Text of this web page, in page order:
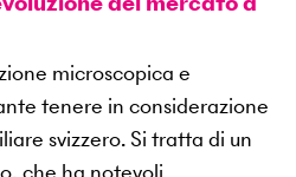
microscopica e
tenere in considerazione
svizzero. Si tratta di un